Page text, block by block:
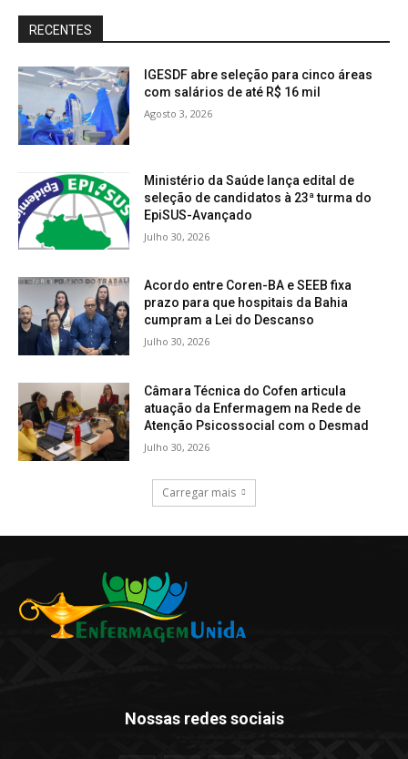
RECENTES
IGESDF abre seleção para cinco áreas
com salários de até R$ 16 mil
Agosto 3, 2026
Ministério da Saúde lança edital de
seleção de candidatos à 23ª turma do
EpiSUS-Avançado
Julho 30, 2026
Acordo entre Coren-BA e SEEB fixa
prazo para que hospitais da Bahia
cumpram a Lei do Descanso
Julho 30, 2026
Câmara Técnica do Cofen articula
atuação da Enfermagem na Rede de
Atenção Psicossocial com o Desmad
Julho 30, 2026
Carregar mais
Nossas redes sociais